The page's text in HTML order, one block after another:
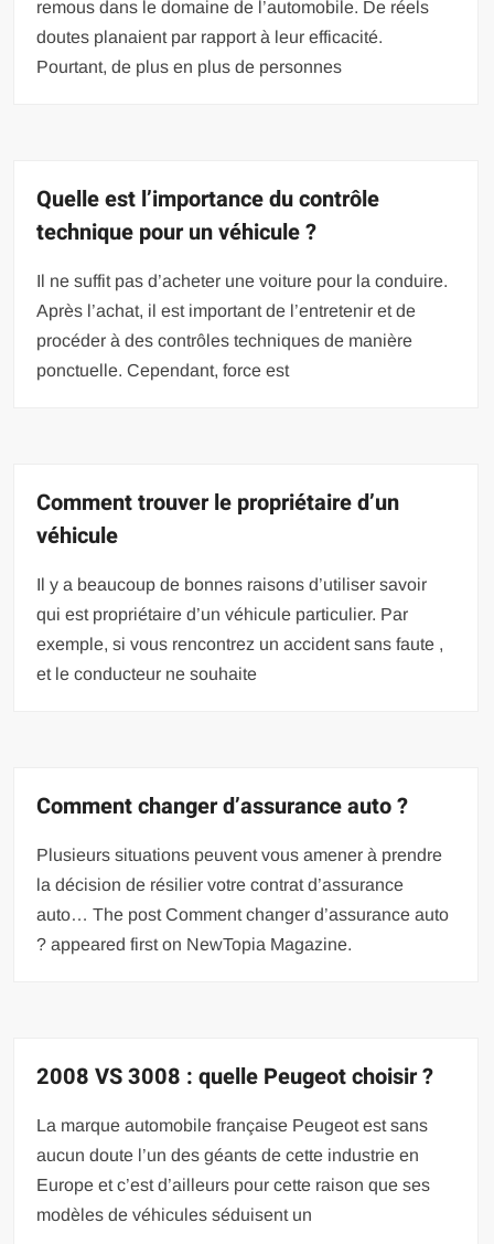
remous dans le domaine de l’automobile. De réels
doutes planaient par rapport à leur efficacité.
Pourtant, de plus en plus de personnes
Quelle est l’importance du contrôle
technique pour un véhicule ?
Il ne suffit pas d’acheter une voiture pour la conduire.
Après l’achat, il est important de l’entretenir et de
procéder à des contrôles techniques de manière
ponctuelle. Cependant, force est
Comment trouver le propriétaire d’un
véhicule
Il y a beaucoup de bonnes raisons d’utiliser savoir
qui est propriétaire d’un véhicule particulier. Par
exemple, si vous rencontrez un accident sans faute ,
et le conducteur ne souhaite
Comment changer d’assurance auto ?
Plusieurs situations peuvent vous amener à prendre
la décision de résilier votre contrat d’assurance
auto… The post Comment changer d’assurance auto
? appeared first on NewTopia Magazine.
2008 VS 3008 : quelle Peugeot choisir ?
La marque automobile française Peugeot est sans
aucun doute l’un des géants de cette industrie en
Europe et c’est d’ailleurs pour cette raison que ses
modèles de véhicules séduisent un